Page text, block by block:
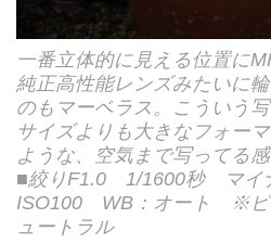
一番立体的に見える位置に
純正高性能レンズみたいに
のもマーベラス。こういう
サイズよりも大きなフォー
ような、空気まで写ってる感
■絞りF1.0 1/1600秒 マイ
ISO100 WB：オート ※ピ
ュートラル